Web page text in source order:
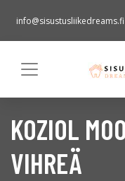
info@sisustusliikedreams.fi
KOZIOL
VIHREÄ